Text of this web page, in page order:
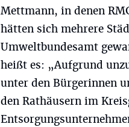
Mettmann, in denen
hätten sich mehrere
Umweltbundesamt
heißt es: „Aufgrund
unter den Bürgerinnen
den Rathäusern im